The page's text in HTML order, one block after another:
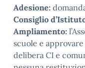
Adesione:
Consiglio
Ampliamento:
scuole e
delibera CI e